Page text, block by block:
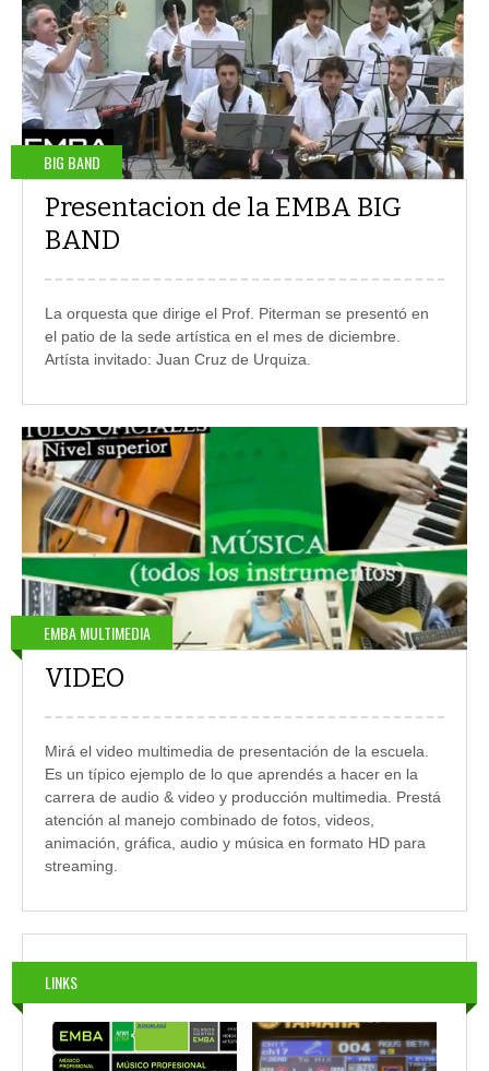
BIG BAND
Presentacion de la EMBA BIG
BAND
La orquesta que dirige el Prof. Piterman se presentó en
el patio de la sede artística en el mes de diciembre.
Artísta invitado: Juan Cruz de Urquiza.
EMBA MULTIMEDIA
VIDEO
Mirá el video multimedia de presentación de la escuela.
Es un típico ejemplo de lo que aprendés a hacer en la
carrera de audio & video y producción multimedia. Prestá
atención al manejo combinado de fotos, videos,
animación, gráfica, audio y música en formato HD para
streaming.
LINKS